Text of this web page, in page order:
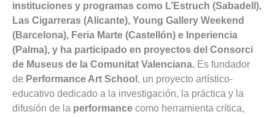
instituciones y programas como L’Estruch (Sabadell),
Las Cigarreras (Alicante), Young Gallery Weekend
(Barcelona), Feria Marte (Castellón) e Inperiencia
(Palma), y ha participado en proyectos del Consorci
de Museus de la Comunitat Valenciana. Es fundador
de Performance Art School , un proyecto artístico-
educativo dedicado a la investigación, la práctica y la
difusión de la performance como herramienta crítica,